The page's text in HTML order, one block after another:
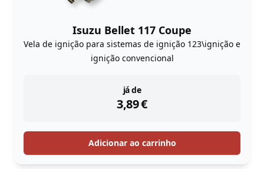
Isuzu Bellet 117 Coupe
Vela de ignição para sistemas de ignição 123\ignição e
ignição convencional
já de
3,89€
instock
Adicionar ao carrinho